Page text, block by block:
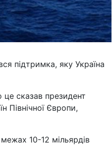
підтримка, яку Україна
це сказав президент
Північної Європи,
10-12 мільярдів